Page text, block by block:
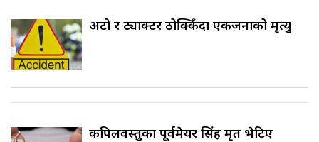
अटो र ट्याक्टर ठोक्किँदा एकजनाको मृत्यु
कपिलवस्तुका पूर्वमेयर सिंह मृत भेटिए